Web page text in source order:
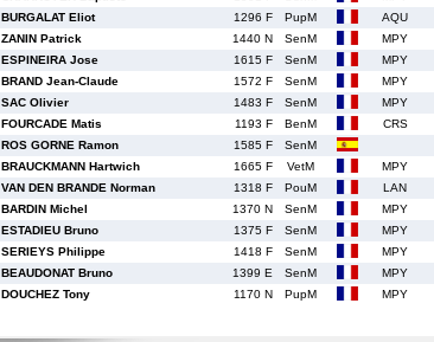
BURGALAT Eliot 1296 F PupM AQU
ZANIN Patrick 1440 N SenM MPY
ESPINEIRA Jose 1615 F SenM MPY
BRAND Jean-Claude 1572 F SenM MPY
SAC Olivier 1483 F SenM MPY
FOURCADE Matis 1193 F BenM CRS
ROS GORNE Ramon 1585 F SenM
BRAUCKMANN Hartwich 1665 F VetM MPY
VAN DEN BRANDE Norman 1318 F PouM LAN
BARDIN Michel 1370 N SenM MPY
ESTADIEU Bruno 1375 F SenM MPY
SERIEYS Philippe 1418 F SenM MPY
BEAUDONAT Bruno 1399 E SenM MPY
DOUCHEZ Tony 1170 N PupM MPY